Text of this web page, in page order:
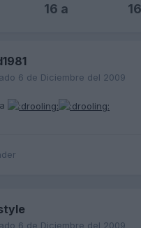
16 a
6 de Diciembre del 2009
6 de Diciembre del 2009